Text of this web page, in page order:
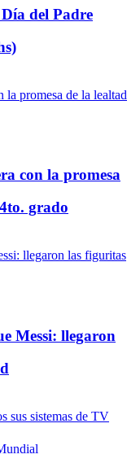
del Padre
con la promesa
grado
Messi: llegaron